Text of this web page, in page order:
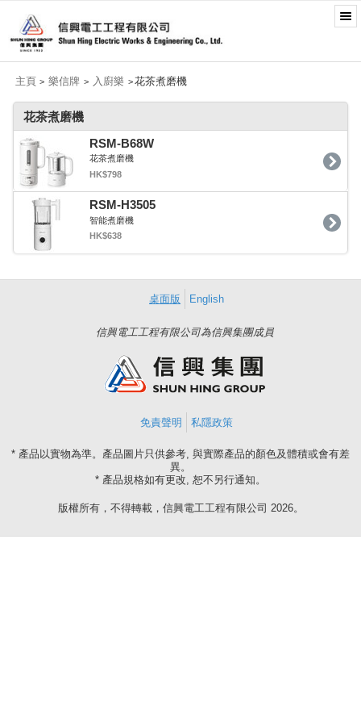
主頁 > 樂信牌 > 入廚樂 >花茶煮磨機
花茶煮磨機
RSM-B68W
花茶煮磨機
HK$798
RSM-H3505
智能煮磨機
HK$638
桌面版 English
信興電工工程有限公司為信興集團成員
免責聲明 私隱政策
* 產品以實物為準。產品圖片只供參考, 與實際產品的顏色及體積或會有差
異。
* 產品規格如有更改, 恕不另行通知。
版權所有，不得轉載，信興電工工程有限公司 2026。